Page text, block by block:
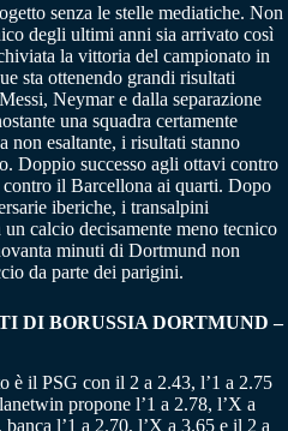
senza le stelle mediatiche. Non
degli ultimi anni sia arrivato così
la vittoria del campionato in
sta ottenendo grandi risultati
Neymar e dalla separazione
una squadra certamente
non esaltante, i risultati stanno
Doppio successo agli ottavi contro
il Barcellona ai quarti. Dopo
iberiche, i transalpini
calcio decisamente meno tecnico
minuti di Dortmund non
da parte dei parigini.
DI BORUSSIA DORTMUND –
è il PSG con il 2 a 2.43, l’1 a 2.75
propone l’1 a 2.78, l’X a
l’1 a 2.70, l’X a 3.65 e il 2 a